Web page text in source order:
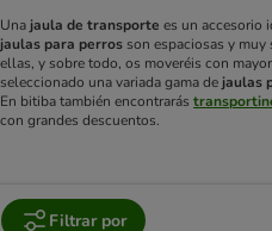
Una jaula de transporte es un accesorio
jaulas para perros son espaciosas y
ellas, y sobre todo, os moveréis con
seleccionado una variada gama de jaulas
En bitiba también encontrarás
con grandes descuentos.
Filtrar por